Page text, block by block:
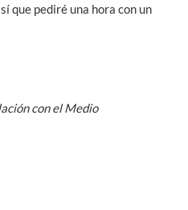
que pediré una hora con un
con el Medio